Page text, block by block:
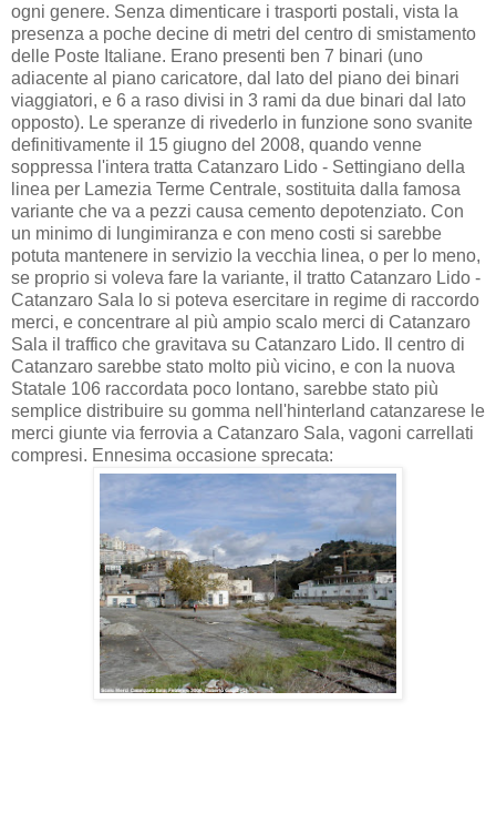
ogni genere. Senza dimenticare i trasporti postali, vista la
presenza a poche decine di metri del centro di smistamento
delle Poste Italiane. Erano presenti ben 7 binari (uno
adiacente al piano caricatore, dal lato del piano dei binari
viaggiatori, e 6 a raso divisi in 3 rami da due binari dal lato
opposto). Le speranze di rivederlo in funzione sono svanite
definitivamente il 15 giugno del 2008, quando venne
soppressa l'intera tratta Catanzaro Lido - Settingiano della
linea per Lamezia Terme Centrale, sostituita dalla famosa
variante che va a pezzi causa cemento depotenziato. Con
un minimo di lungimiranza e con meno costi si sarebbe
potuta mantenere in servizio la vecchia linea, o per lo meno,
se proprio si voleva fare la variante, il tratto Catanzaro Lido -
Catanzaro Sala lo si poteva esercitare in regime di raccordo
merci, e concentrare al più ampio scalo merci di Catanzaro
Sala il traffico che gravitava su Catanzaro Lido. Il centro di
Catanzaro sarebbe stato molto più vicino, e con la nuova
Statale 106 raccordata poco lontano, sarebbe stato più
semplice distribuire su gomma nell'hinterland catanzarese le
merci giunte via ferrovia a Catanzaro Sala, vagoni carrellati
compresi. Ennesima occasione sprecata: